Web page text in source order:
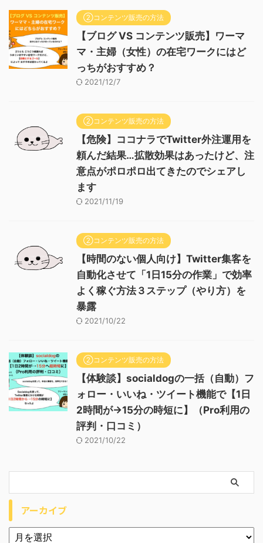
②コンテンツ販売の方法
【ブログ VS コンテンツ販売】ワーマ
マ・主婦（女性）の在宅ワークにはど
っちがおすすめ？
2021/12/7
②コンテンツ販売の方法
【危険】ココナラでTwitter外注運用を
頼んだ結果…拡散効果はあったけど、注
意点がポロポロ出てきたのでシェアし
ます
2021/11/19
②コンテンツ販売の方法
【時間のない個人向け】Twitter集客を
自動化させて「1日15分の作業」で効率
よく稼ぐ方法３ステップ（やり方）を
暴露
2021/10/22
②コンテンツ販売の方法
【体験談】socialdogの一括（自動）フ
ォロー・いいね・ツイート機能で【1日
2時間が→15分の時短に】（Pro利用の
評判・口コミ）
2021/10/22
アーカイブ